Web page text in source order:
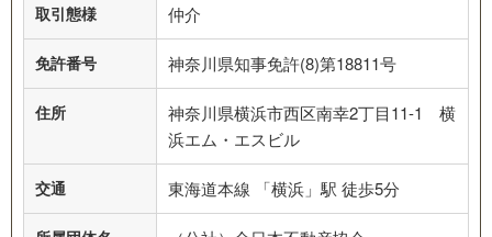
取引態様 仲介
免許番号 神奈川県知事免許(8)第18811号
住所
神奈川県横浜市西区南幸2丁目11-1 横
浜エム・エスビル
交通 東海道本線 「横浜」駅 徒歩5分